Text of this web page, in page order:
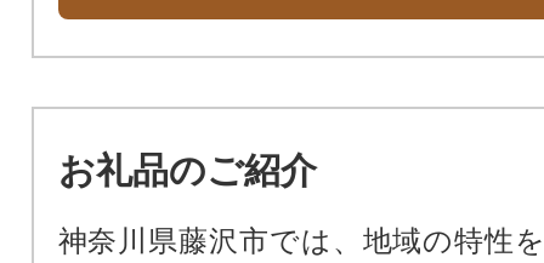
災害への備えのために
スポーツ活動の振興のために
お礼品のご紹介
神奈川県藤沢市では、地域の特性